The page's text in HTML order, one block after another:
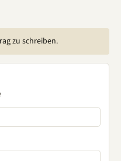
zu schreiben.